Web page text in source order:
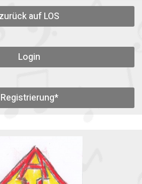
zurück auf LOS
Login
Registrierung*